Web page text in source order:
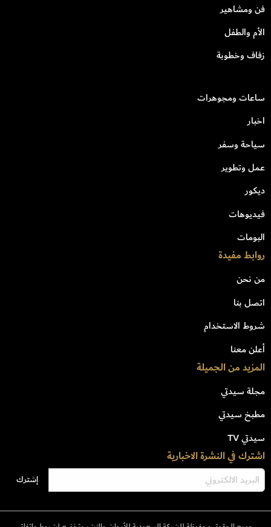
فن ومشاهير
الأم والطفل
زفاف وخطوبة
ساعات ومجوهرات
اخبار
سياحة وسفر
عمل وتطوير
ديكور
فيديوهات
البومات
روابط مفيدة
من نحن
اتصل بنا
شروط الاستخدام
أعلن معنا
المزيد من الجميلة
مجلة سيدتي
مطبخ سيدتي
سيدتي TV
اشترك في النشرة الاخبارية